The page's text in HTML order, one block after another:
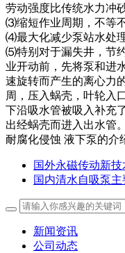
劳动强度比传统水力冲
⑶缩短作业周期，不等
⑷最大化减少泵站水处理
⑸特别对于漏失井，节
业开动前，先将泵和进
速旋转而产生的离心力
周，压入蜗壳，叶轮入
下沿吸水管被吸入补充
出经蜗壳而进入出水管。
耐腐化侵蚀 液下泵的介
国外永磁传动新
国内清水自吸泵
新闻资讯
公司动态